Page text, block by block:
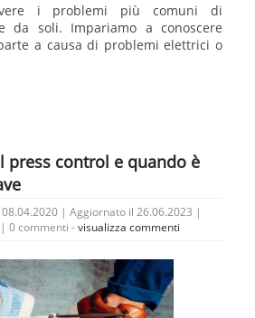
i problemi più comuni di
da soli. Impariamo a conoscere
a causa di problemi elettrici o
press control e quando è
| Aggiornato il 26.06.2023 |
| 0 commenti -visualizza commenti